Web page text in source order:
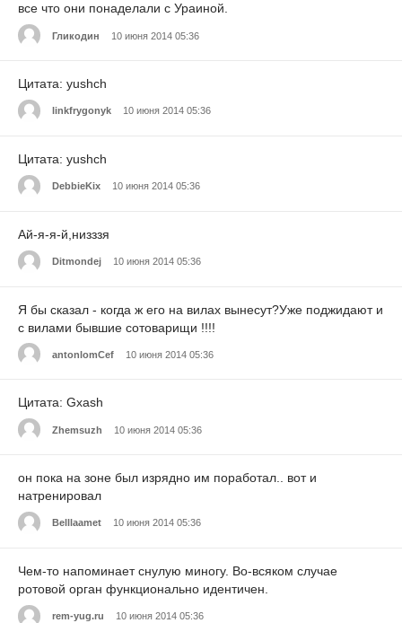
все что они понаделали с Ураиной.
Гликодин 10 июня 2014 05:36
Цитата: yushch
linkfrygonyk 10 июня 2014 05:36
Цитата: yushch
DebbieKix 10 июня 2014 05:36
Ай-я-я-й,низззя
Ditmondej 10 июня 2014 05:36
Я бы сказал - когда ж его на вилах вынесут?Уже поджидают и
с вилами бывшие сотоварищи !!!!
antonlomCef 10 июня 2014 05:36
Цитата: Gxash
Zhemsuzh 10 июня 2014 05:36
он пока на зоне был изрядно им поработал.. вот и
натренировал
Belllaamet 10 июня 2014 05:36
Чем-то напоминает снулую миногу. Во-всяком случае
ротовой орган функционально идентичен.
rem-yug.ru 10 июня 2014 05:36